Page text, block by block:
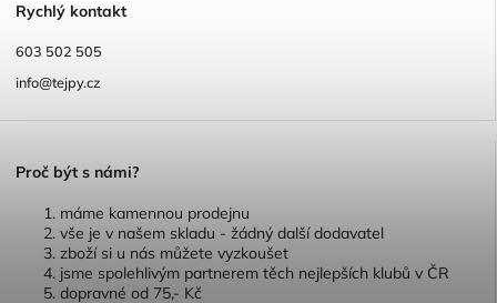
Rychlý kontakt
603 502 505
info@tejpy.cz
Proč být s námi?
máme kamennou prodejnu
vše je v našem skladu - žádný další dodavatel
zboží si u nás můžete vyzkoušet
jsme spolehlivým partnerem těch nejlepších klubů v ČR
dopravné od 75,- Kč